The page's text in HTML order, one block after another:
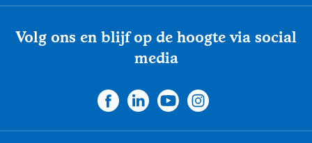
Volg ons en blijf op de hoogte via social
media